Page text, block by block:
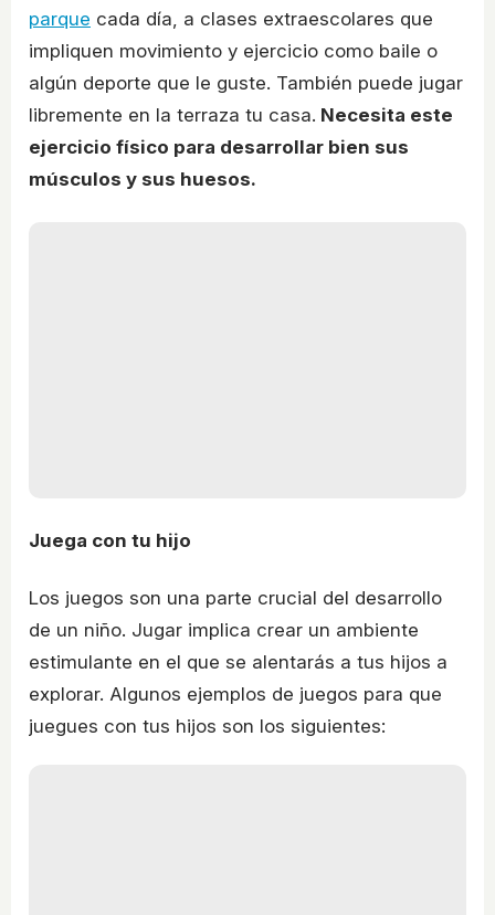
parque cada día, a clases extraescolares que
impliquen movimiento y ejercicio como baile o
algún deporte que le guste. También puede jugar
libremente en la terraza tu casa. Necesita este
ejercicio físico para desarrollar bien sus
músculos y sus huesos.
Juega con tu hijo
Los juegos son una parte crucial del desarrollo
de un niño. Jugar implica crear un ambiente
estimulante en el que se alentarás a tus hijos a
explorar. Algunos ejemplos de juegos para que
juegues con tus hijos son los siguientes: